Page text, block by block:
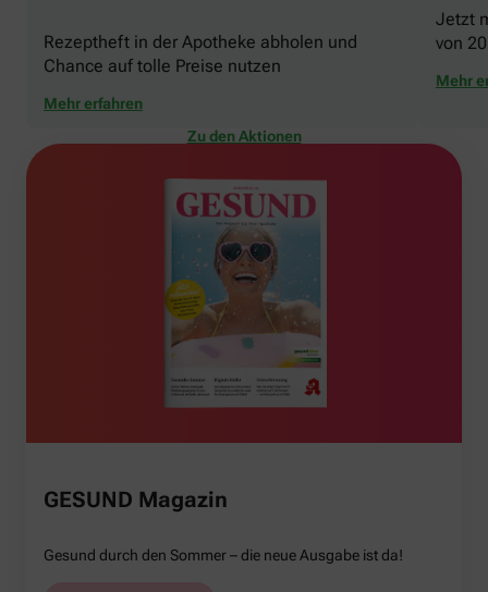
Rezeptheft in der Apotheke abholen und
Chance auf tolle Preise nutzen
Mehr erfahren
Jetzt
von
Mehr
Zu den Aktionen
GESUND Magazin
Gesund durch den Sommer – die neue Ausgabe ist da!